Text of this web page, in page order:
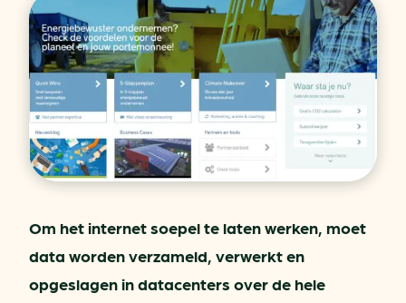
Om het internet soepel te laten werken, moet
data worden verzameld, verwerkt en
opgeslagen in datacenters over de hele